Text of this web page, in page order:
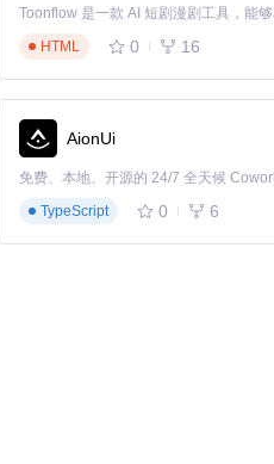
HTML
0 16
AionUi
TypeScript
0 6